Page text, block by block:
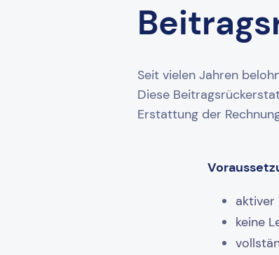
Seit vielen Jahren
Diese
Erstattung der
aktiver
keine